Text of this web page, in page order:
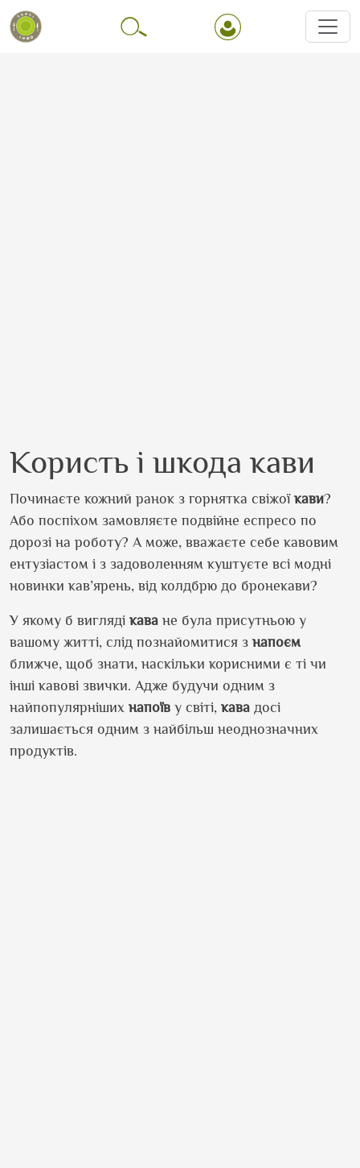
Користь і шкода кави
Починаєте кожний ранок з горнятка свіжої кави?
Або поспіхом замовляєте подвійне еспресо по
дорозі на роботу? А може, вважаєте себе кавовим
ентузіастом і з задоволенням куштуєте всі модні
новинки кав’ярень, від колдбрю до бронекави?
У якому б вигляді кава не була присутньою у
вашому житті, слід познайомитися з напоєм
ближче, щоб знати, наскільки корисними є ті чи
інші кавові звички. Адже будучи одним з
найпопулярніших напоїв у світі, кава досі
залишається одним з найбільш неоднозначних
продуктів.